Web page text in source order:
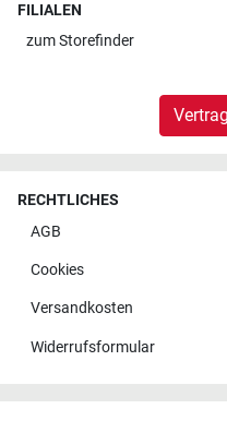
FILIALEN
zumStorefinder
RECHTLICHES
AGB
Cookies
Versandkosten
Widerrufsformular